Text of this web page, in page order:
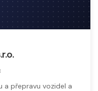
a přepravu vozidel a